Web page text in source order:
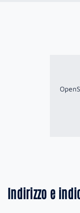
Indirizzo e